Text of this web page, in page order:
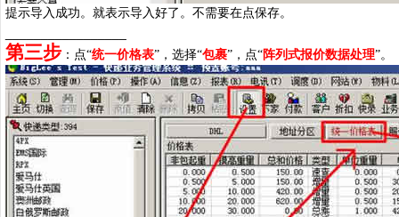
提示导入成功。就表示导入好了。不需要在点保存。
第三步 ：点“统一价格表”，选择“包裹”，点“阵列式报价数据处理”。